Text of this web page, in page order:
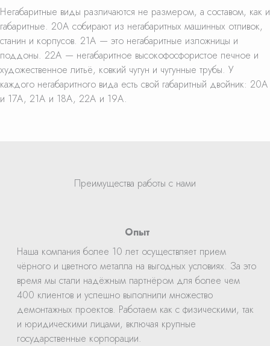
Негабаритные виды различаются не размером, а составом, как и
габаритные. 20А собирают из негабаритных машинных отливок,
станин и корпусов. 21А — это негабаритные изложницы и
поддоны. 22А — негабаритное высокофосфористое печное и
художественное литьё, ковкий чугун и чугунные трубы. У
каждого негабаритного вида есть свой габаритный двойник: 20А
и 17А, 21А и 18А, 22А и 19А.
Преимущества работы с нами
Опыт
Наша компания более 10 лет осуществляет прием
чёрного и цветного металла на выгодных условиях. За это
время мы стали надёжным партнёром для более чем
400 клиентов и успешно выполнили множество
демонтажных проектов. Работаем как с физическими, так
и юридическими лицами, включая крупные
государственные корпорации.